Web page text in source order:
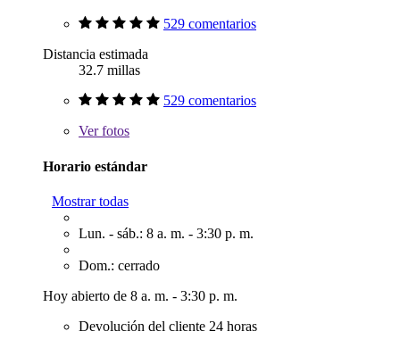
529 comentarios
Distancia estimada
32.7 millas
529 comentarios
Verfotos
Horario estándar
Mostrar todas
Lun. - sáb.: 8 a. m. - 3:30 p. m.
Dom.: cerrado
Hoy abierto de 8 a. m. - 3:30 p. m.
Devolución del cliente 24 horas